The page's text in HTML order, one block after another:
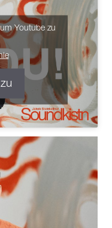
Youtube zu